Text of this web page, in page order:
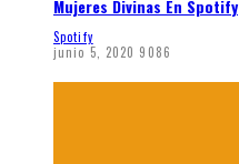
Mujeres Divinas En Spotify
Spotify
junio 5, 2020 9086